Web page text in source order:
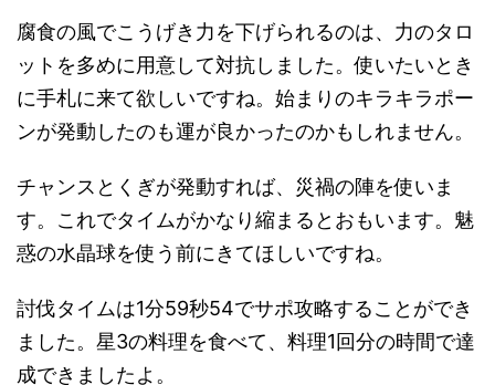
腐食の風でこうげき力を下げられるのは、力のタロ
ットを多めに用意して対抗しました。使いたいとき
に手札に来て欲しいですね。始まりのキラキラポー
ンが発動したのも運が良かったのかもしれません。
チャンスとくぎが発動すれば、災禍の陣を使いま
す。これでタイムがかなり縮まるとおもいます。魅
惑の水晶球を使う前にきてほしいですね。
討伐タイムは1分59秒54でサポ攻略することができ
ました。星3の料理を食べて、料理1回分の時間で達
成できましたよ。